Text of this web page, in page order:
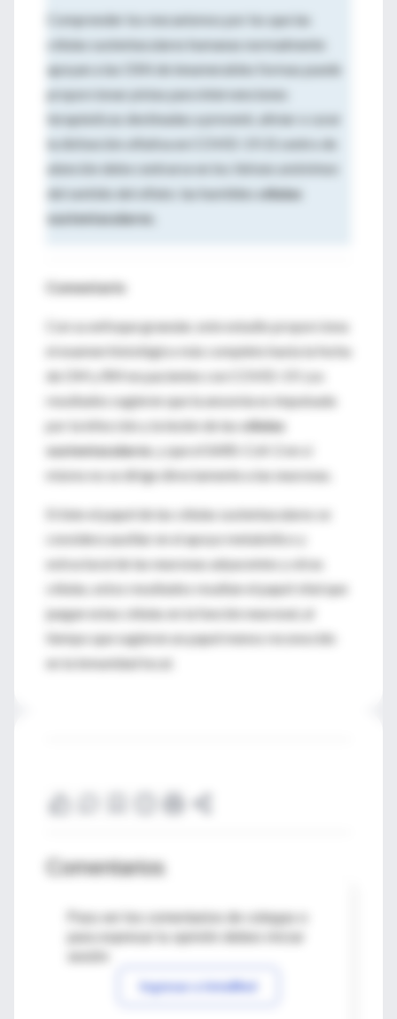
Comprender los mecanismos por los que las
células sustentaculares humanas normalmente
apoyan a las OSN de innumerables formas puede
proporcionar pistas para intervenciones
terapéuticas destinadas a prevenir, aliviar o curar
la disfunción olfativa en COVID-19. El centro de
atención debe centrarse en los
héroes anónimos
del sentido del olfato: las humildes células
sustentaculares
Comentario
Con su enfoque granular, este estudio proporciona
el examen histológico más completo hasta la fecha
de OM y RM en pacientes con COVID-19. Los
resultados sugieren que la anosmia es impulsada
por la infección y la lesión de las células
sustentaculares, y que el SARS-CoV-2 en sí
mismo no se dirige directamente a las neuronas.
Si bien el papel de las células sustentaculares se
considera auxiliar en el apoyo metabólico y
estructural de las neuronas adyacentes y otras
células, estos resultados resaltan el papel vital que
juegan estas células en la función neuronal, al
tiempo que sugieren un papel menos reconocido
en la inmunidad local.
Comentarios
Para ver los comentarios de colegas o
Ingresar a IntraMed